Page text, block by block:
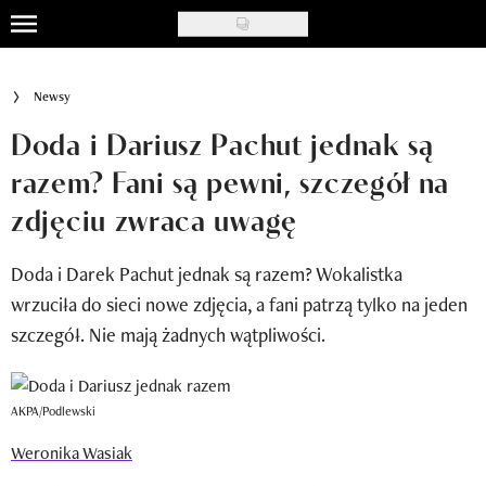
Skip
to
content
Ślub i wesele
Styl życia
Nasze akcje
Inspiracje
Klub Recenzentki
Newsy
Newsy
Doda i Dariusz Pachut jednak są
razem? Fani są pewni, szczegół na
zdjęciu zwraca uwagę
Doda i Darek Pachut jednak są razem? Wokalistka
wrzuciła do sieci nowe zdjęcia, a fani patrzą tylko na jeden
szczegół. Nie mają żadnych wątpliwości.
AKPA/Podlewski
Weronika Wasiak